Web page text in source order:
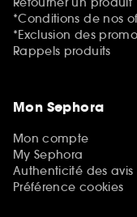
*Conditions de nos
*Exclusion des
Rappels produits
Mon Sephora
Mon compte
My Sephora
Authenticité des avis
Préférence cookies